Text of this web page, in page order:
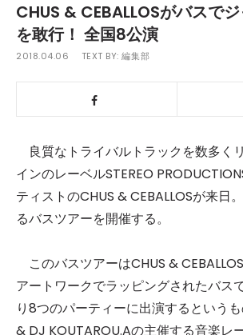
CHUS & CEBALLOSがバスで
を敢行！ 全国8公演
2018.04.06 TEXT BY:編集部
良質なトライバルトラックを数多く
インのレーベルSTEREO
ティストのCHUS & CEBALLOSが来日
るバスツアーを開催する。
このバスツアーはCHUS &
アートワークでラッピングされたバス
り8つのパーティーに出演するという
& DJ KOUTAROU.Aの主催する音楽レ